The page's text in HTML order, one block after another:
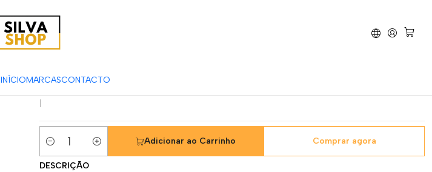
INÍCIOMARCASCONTACTO
R 01-05
Quantidade
Adicionar ao Carrinho Comprar agora
DESCRIÇÃO